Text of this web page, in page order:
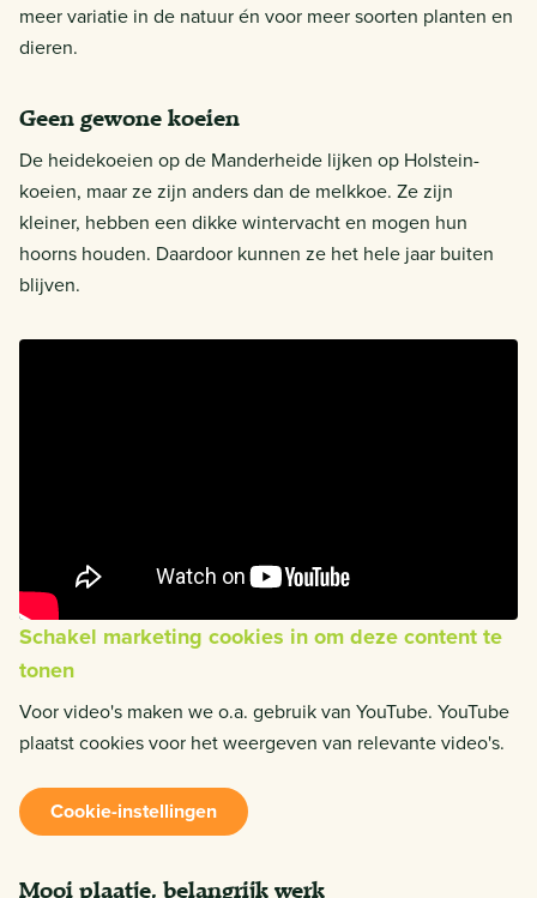
meer variatie in de natuur én voor meer soorten planten en
dieren.
Geen gewone koeien
De heidekoeien op de Manderheide lijken op Holstein-
koeien, maar ze zijn anders dan de melkkoe. Ze zijn
kleiner, hebben een dikke wintervacht en mogen hun
hoorns houden. Daardoor kunnen ze het hele jaar buiten
blijven.
Schakel marketing cookies in om deze content te
tonen
Voor video's maken we o.a. gebruik van YouTube. YouTube
plaatst cookies voor het weergeven van relevante video's.
Cookie-instellingen
Mooi plaatje, belangrijk werk